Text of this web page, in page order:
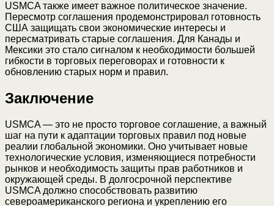
USMCA также имеет важное политическое значение.
Пересмотр соглашения продемонстрировал готовность
США защищать свои экономические интересы и
пересматривать старые соглашения. Для Канады и
Мексики это стало сигналом к необходимости большей
гибкости в торговых переговорах и готовности к
обновлению старых норм и правил.
Заключение
USMCA — это не просто торговое соглашение, а важный
шаг на пути к адаптации торговых правил под новые
реалии глобальной экономики. Оно учитывает новые
технологические условия, изменяющиеся потребности
рынков и необходимость защиты прав работников и
окружающей среды. В долгосрочной перспективе
USMCA должно способствовать развитию
североамериканского региона и укреплению его